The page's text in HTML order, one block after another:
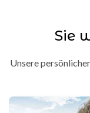
Sie
Unsere